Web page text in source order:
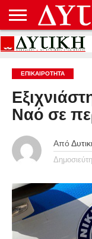
ΑΡΧΙΚΉ
ΕΠΙΚΟΙΝΩΝΊΑ
ΌΡΟΙ
ΠΡΟΣΤΑΣΊΑ
ΔΕΔΟΜΈΝΩΝ
ΕΠΙΚΑΙΡΟΤΗΤΑ
Ναό σε
Από